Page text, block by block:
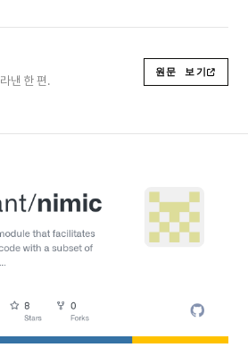
낸 한 편.
원문 보기